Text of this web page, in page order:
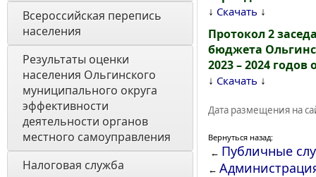
Всероссийская перепись
населения
Результаты оценки
населения Ольгинского
муниципального округа
эффективности
деятельности органов
местного самоуправления
Налоговая служба
↓ Скачать ↓
Протокол 2
бюджета
2023 – 2024 годов
↓ Скачать ↓
Дата размещения на
Вернуться назад:
← Публичные
←